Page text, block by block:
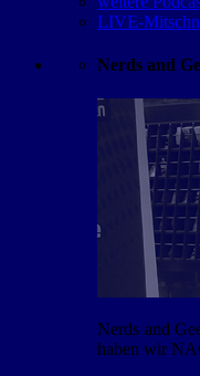
LIVE-
Nerds and
Nerds and
haben wir